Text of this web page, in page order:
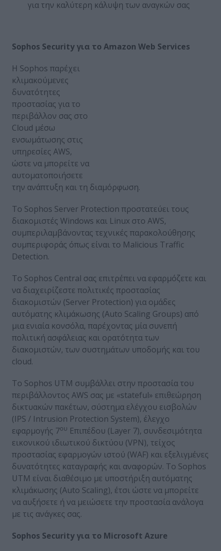
για την καλύτερη κάλυψη των αναγκών σας
Sophos Security για το Amazon Web Services
Η Sophos παρέχει
κλιμακούμενες
δυνατότητες
προστασίας για το
περιβάλλον σας στο
Cloud μέσω
ενσωμάτωσης στις
υπηρεσίες AWS,
ώστε να μπορείτε να
αυτοματοποιήσετε
την ανάπτυξη και τη διαμόρφωση.
Το Sophos Server Protection προστατεύει τους
διακομιστές Windows και Linux στο AWS,
συμπεριλαμβάνοντας τεχνικές παρακολούθησης
συμπεριφοράς όπως είναι το Malicious Traffic
Detection.
Το Sophos Central σας επιτρέπει να εφαρμόζετε και
να διαχειρίζεστε πολιτικές προστασίας
διακομιστών (Server Protection) για ομάδες
αυτόματης κλιμάκωσης (Auto Scaling Groups) από
μια ενιαία κονσόλα, παρέχοντας μία συνεπή
πολιτική ασφάλειας και ορατότητα των
διακομιστών, των συστημάτων υποδομής και του
cloud.
Το Sophos UTM συμβάλλει στην προστασία του
περιβάλλοντος AWS σας με «stateful» επιθεώρηση
δικτυακών πακέτων, σύστημα ελέγχου εισβολών
(IPS / Intrusion Protection System), έλεγχο
εφαρμογής 7ου Επιπέδου (Layer 7), συνδεσιμότητα
εικονικού ιδιωτικού δικτύου (VPN), τείχος
προστασίας εφαρμογών ιστού (WAF) και εξελιγμένες
δυνατότητες καταγραφής και αναφορών. Το Sophos
UTM είναι διαθέσιμο με υποστήριξη αυτόματης
κλιμάκωσης (Auto Scaling), έτσι ώστε να μπορείτε
να αυξήσετε ή να μειώσετε την προστασία ανάλογα
με τις ανάγκες σας.
Sophos Security για το Microsoft Azure